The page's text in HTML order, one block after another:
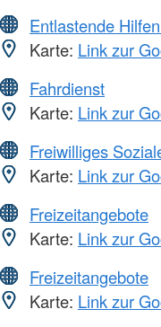
Entlastende
Karte: Link zur
Fahrdienst
Karte: Link zur
Freiwilliges
Karte: Link zur
Freizeitangebote
Karte: Link zur
Freizeitangebote
Karte: Link zur